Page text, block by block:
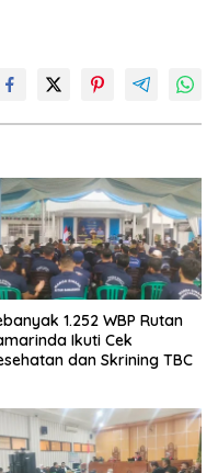
1.252 WBP Rutan
Ikuti Cek
dan Skrining TBC